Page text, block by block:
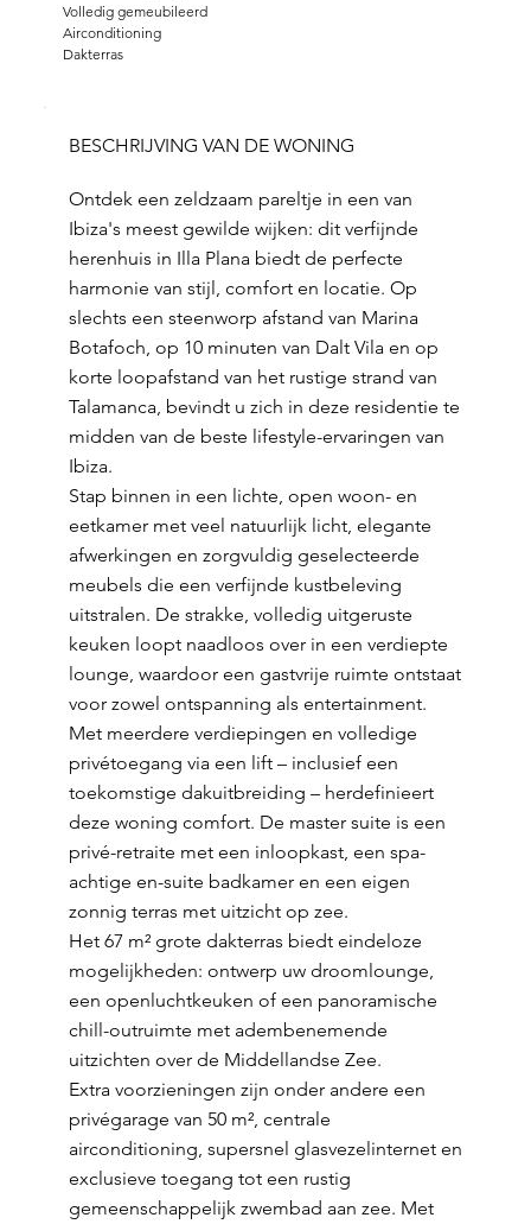
Volledig gemeubileerd
Airconditioning
Dakterras
BESCHRIJVING VAN DE WONING
Ontdek een zeldzaam pareltje in een van
Ibiza's meest gewilde wijken: dit verfijnde
herenhuis in Illa Plana biedt de perfecte
harmonie van stijl, comfort en locatie. Op
slechts een steenworp afstand van Marina
Botafoch, op 10 minuten van Dalt Vila en op
korte loopafstand van het rustige strand van
Talamanca, bevindt u zich in deze residentie te
midden van de beste lifestyle-ervaringen van
Ibiza.
Stap binnen in een lichte, open woon- en
eetkamer met veel natuurlijk licht, elegante
afwerkingen en zorgvuldig geselecteerde
meubels die een verfijnde kustbeleving
uitstralen. De strakke, volledig uitgeruste
keuken loopt naadloos over in een verdiepte
lounge, waardoor een gastvrije ruimte ontstaat
voor zowel ontspanning als entertainment.
Met meerdere verdiepingen en volledige
privétoegang via een lift – inclusief een
toekomstige dakuitbreiding – herdefinieert
deze woning comfort. De master suite is een
privé-retraite met een inloopkast, een spa-
achtige en-suite badkamer en een eigen
zonnig terras met uitzicht op zee.
Het 67 m² grote dakterras biedt eindeloze
mogelijkheden: ontwerp uw droomlounge,
een openluchtkeuken of een panoramische
chill-outruimte met adembenemende
uitzichten over de Middellandse Zee.
Extra voorzieningen zijn onder andere een
privégarage van 50 m², centrale
airconditioning, supersnel glasvezelinternet en
exclusieve toegang tot een rustig
gemeenschappelijk zwembad aan zee. Met